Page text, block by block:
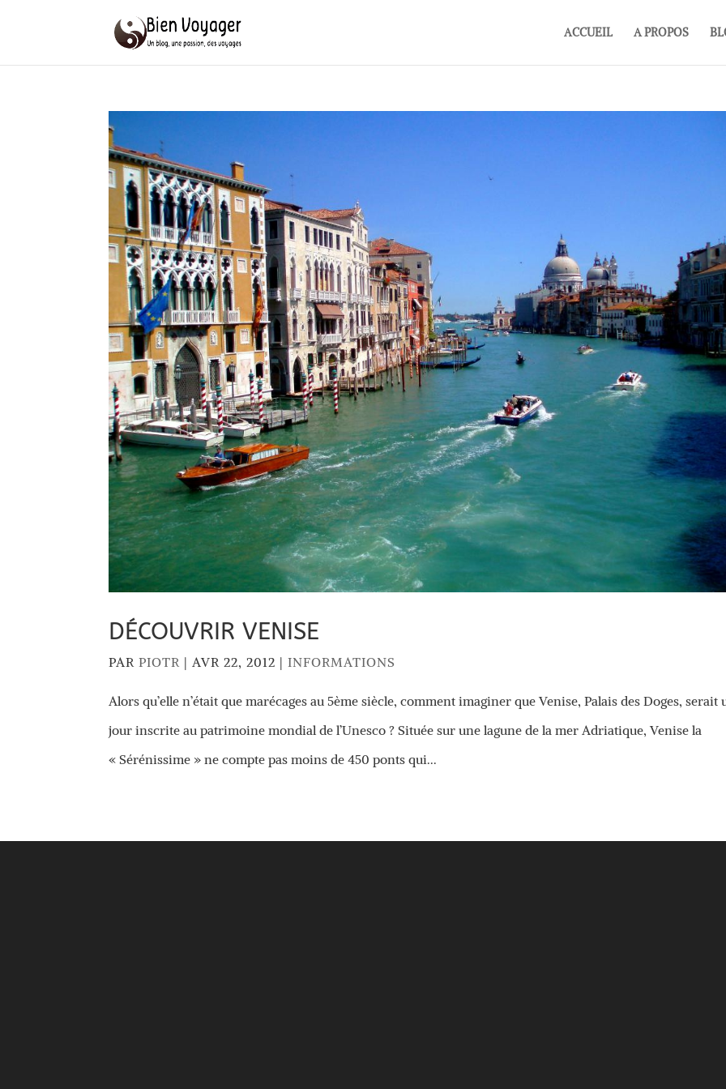
ACCUEIL A PROPOS
DÉCOUVRIR VENISE
PARPIOTR | AVR 22, 2012 |INFORMATIONS
Alors qu’elle n’était que marécages au 5ème siècle, comment imaginer que Venise, Palais des Doges, serait
jour inscrite au patrimoine mondial de l’Unesco ? Située sur une lagune de la mer Adriatique, Venise la
« Sérénissime » ne compte pas moins de 450 ponts qui...